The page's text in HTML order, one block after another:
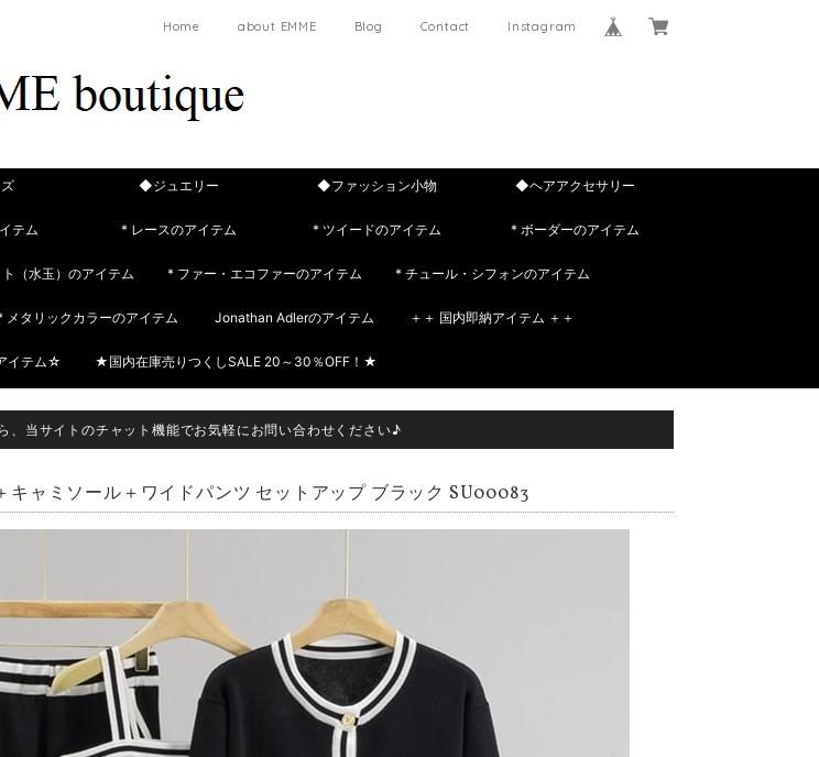
Home about EMME Blog Contact Instagram
◆ジュエリー ◆ファッション小物 ◆ヘアアクセサリー
テム * レースのアイテム * ツイードのアイテム * ボーダーのアイテム
（水玉）のアイテム * ファー・エコファーのアイテム * チュール・シフォンのアイテム
メタリックカラーのアイテム Jonathan Adlerのアイテム ＋＋ 国内即納アイテム ＋＋
イテム☆ ★国内在庫売りつくしSALE 20～30％OFF！★
、当サイトのチャット機能でお気軽にお問い合わせください♪
キャミソール＋ワイドパンツ セットアップ ブラック SU00083